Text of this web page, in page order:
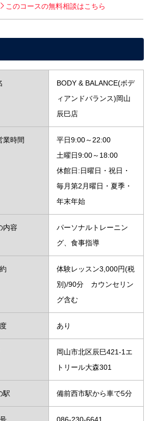
このコースの無料相談はこちら
BODY & BALANCE(ボデ
ィアンドバランス)岡山
辰巳店
業時間
平日9:00～22:00
土曜日9:00～18:00
休館日:日曜日・祝日・
毎月第2月曜日・夏季・
年末年始
内容
パーソナルトレーニン
グ、食事指導
体験レッスン3,000円(税
別)/90分 カウンセリン
グ含む
あり
岡山市北区辰巳421-1エ
トリール大森301
駅 備前西市駅から車で5分